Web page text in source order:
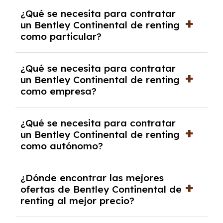
pero puede haber penalizaciones por
cancelación anticipada. Es importante revisar
las condiciones del contrato y hablar con un
experto que te asesore.
¿Qué se necesita para contratar
un Bentley Continental de renting
como particular?
y, en algunos casos, una consulta de solvencia
crediticia y un pago inicial.
¿Qué se necesita para contratar
un Bentley Continental de renting
como empresa?
documentación financiera y, en algunos
casos, un informe de solvencia de la empresa
y un pago inicial.
¿Qué se necesita para contratar
un Bentley Continental de renting
como autónomo?
autónomos, justificante de ingresos y, en
algunos casos, un informe fiscal y un pago
inicial.
¿Dónde encontrar las mejores
ofertas de Bentley Continental de
renting al mejor precio?